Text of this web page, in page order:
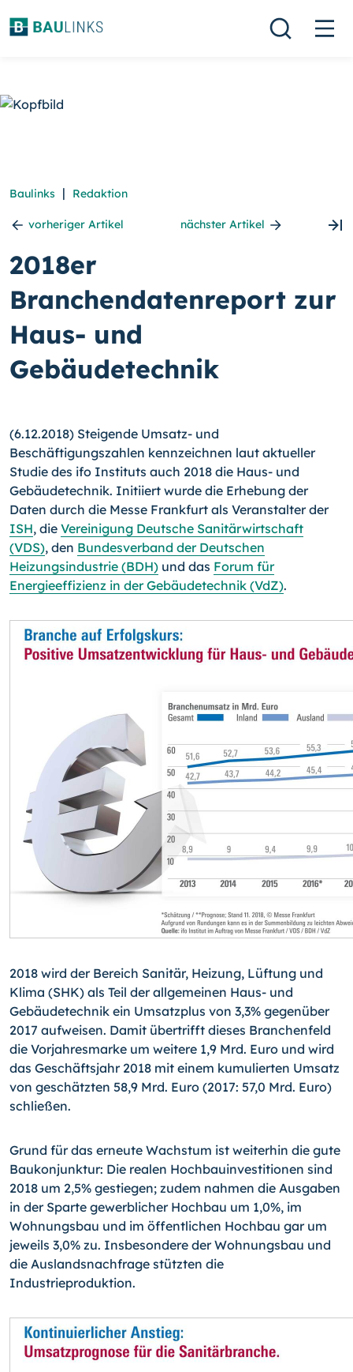
Baulinks | Redaktion
vorheriger Artikel nächster Artikel
2018er
Branchendatenreport zur
Haus- und
Gebäudetechnik
(6.12.2018) Steigende Umsatz- und
Beschäftigungszahlen kennzeichnen laut aktueller
Studie des ifo Instituts auch 2018 die Haus- und
Gebäudetechnik. Initiiert wurde die Erhebung der
Daten durch die Messe Frankfurt als Veranstalter der
ISH, die Vereinigung Deutsche Sanitärwirtschaft
(VDS), den Bundesverband der Deutschen
Heizungsindustrie (BDH) und das Forum für
Energieeffizienz in der Gebäudetechnik (VdZ).
2018 wird der Bereich Sanitär, Heizung, Lüftung und
Klima (SHK) als Teil der allgemeinen Haus- und
Gebäudetechnik ein Umsatzplus von 3,3% gegenüber
2017 aufweisen. Damit übertrifft dieses Branchenfeld
die Vorjahresmarke um weitere 1,9 Mrd. Euro und wird
das Geschäftsjahr 2018 mit einem kumulierten Umsatz
von geschätzten 58,9 Mrd. Euro (2017: 57,0 Mrd. Euro)
schließen.
Grund für das erneute Wachstum ist weiterhin die gute
Baukonjunktur: Die realen Hochbauinvestitionen sind
2018 um 2,5% gestiegen; zudem nahmen die Ausgaben
in der Sparte gewerblicher Hochbau um 1,0%, im
Wohnungsbau und im öffentlichen Hochbau gar um
jeweils 3,0% zu. Insbesondere der Wohnungsbau und
die Auslandsnachfrage stützten die
Industrieproduktion.